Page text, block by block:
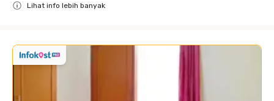
Lihat info lebih banyak